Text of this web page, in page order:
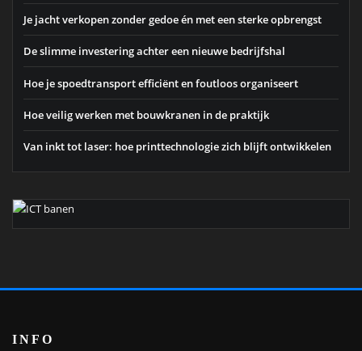
Je jacht verkopen zonder gedoe én met een sterke opbrengst
De slimme investering achter een nieuwe bedrijfshal
Hoe je spoedtransport efficiënt en foutloos organiseert
Hoe veilig werken met bouwkranen in de praktijk
Van inkt tot laser: hoe printtechnologie zich blijft ontwikkelen
INFO